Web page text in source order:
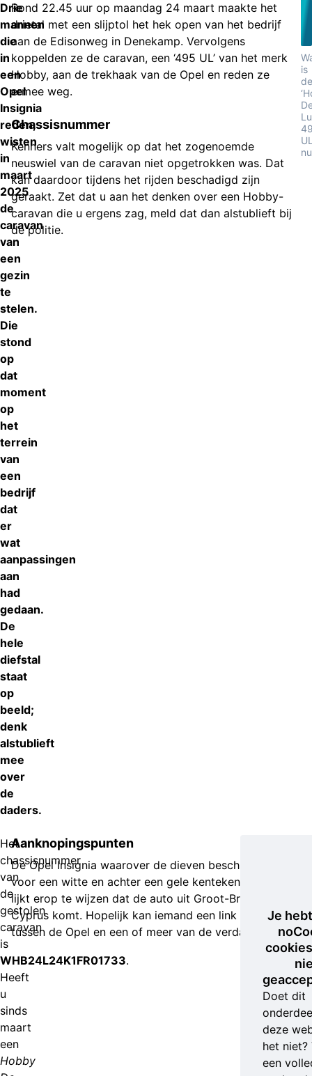
Drie
mannen
die
in
een
Opel
Insignia
reden,
wisten
in
maart
2025
de
caravan
van
een
gezin
te
stelen.
Die
stond
op
dat
moment
op
het
terrein
van
een
bedrijf
dat
er
wat
aanpassingen
aan
had
gedaan.
De
hele
diefstal
staat
op
beeld;
denk
alstublieft
mee
over
de
daders.
Rond 22.45 uur op maandag 24 maart maakte het
drietal met een slijptol het hek open van het bedrijf
aan de Edisonweg in Denekamp. Vervolgens
koppelden ze de caravan, een ‘495 UL’ van het merk
Hobby, aan de trekhaak van de Opel en reden ze
ermee weg.
Chassisnummer
Kenners valt mogelijk op dat het zogenoemde
neuswiel van de caravan niet opgetrokken was. Dat
kan daardoor tijdens het rijden beschadigd zijn
geraakt. Zet dat u aan het denken over een Hobby-
caravan die u ergens zag, meld dat dan alstublieft bij
de politie.
is
de
Het
chassisnummer
van
de
gestolen
caravan
is
WHB24L24K1FR01733.
Heeft
u
sinds
maart
een
Hobby
Aanknopingspunten
De Opel Insignia waarover de dieven beschikten, had
voor een witte en achter een gele kentekenplaat. Dat
lijkt erop te wijzen dat de auto uit Groot-Brittannië of
Cyprus komt. Hopelijk kan iemand een link leggen
tussen de Opel en een of meer van de verdachten.
Je
Doet dit
deze
het niet?
een